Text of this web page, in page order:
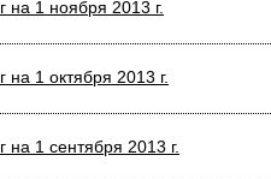
на 1 ноября 2013 г.
на 1 октября 2013 г.
на 1 сентября 2013 г.